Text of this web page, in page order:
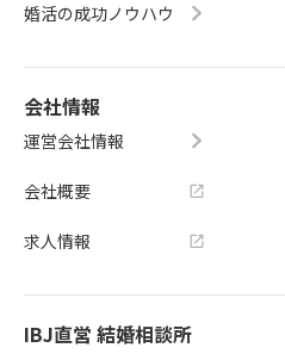
婚活の成功ノウハウ
会社情報
運営会社情報
会社概要
求人情報
IBJ直営 結婚相談所